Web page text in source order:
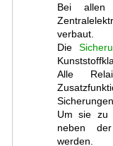
Bei
verbaut.
Die
Alle
Um sie zu
neben der
werden.